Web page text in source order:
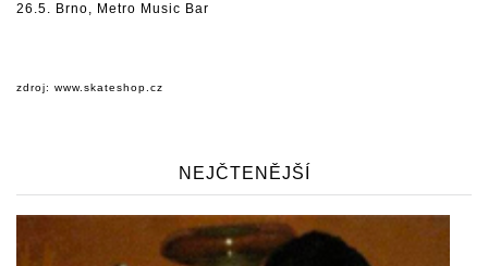
26.5. Brno, Metro Music Bar
zdroj: www.skateshop.cz
NEJČTENĚJŠÍ